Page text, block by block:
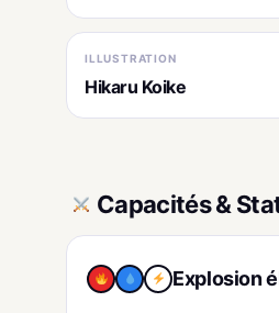
ILLUSTRATION
Hikaru Koike
Capacités &
Explosion